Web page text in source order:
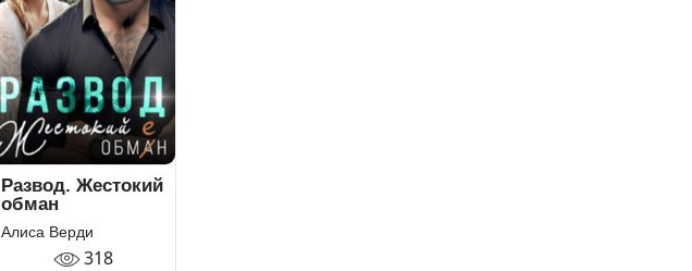
Развод. Жестокий
обман
Алиса Верди
318